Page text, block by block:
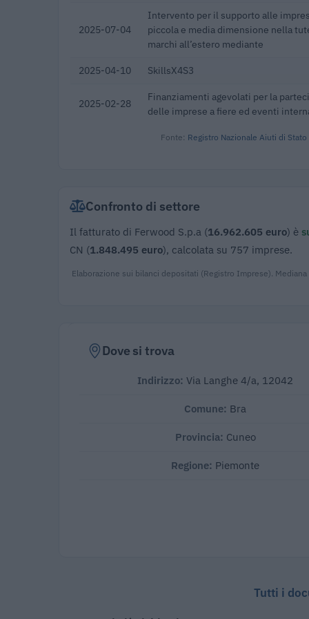
2025-07-04
Intervento per il supporto alle
piccola e media dimensione nella
marchi all’estero mediante
2025-04-10 SkillsX4S3
2025-02-28
Finanziamenti agevolati per la
delle imprese a fiere ed eventi
Fonte: Registro Nazionale Aiuti di Stato
Confronto di settore
Il fatturato di Ferwood S.p.a (16.962.605 euro) è
CN (1.848.495 euro), calcolata su 757 imprese.
Elaborazione sui bilanci depositati (Registro Imprese). Mediana
Dove si trova
Indirizzo: Via Langhe 4/a, 12042
Comune: Bra
Provincia: Cuneo
Regione: Piemonte
Tutti i